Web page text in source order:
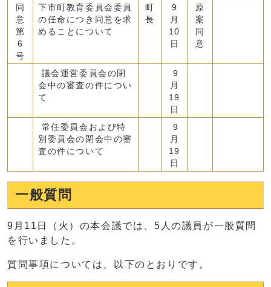
同
意
第
6
号
下市町教育委員会委員
の任命につき同意を求
めることについて
町
長
9
月
10
日
原
案
同
意
議会運営委員会の閉
会中の審査の件につい
て
9
月
19
日
常任委員会および特
別委員会の閉会中の審
査の件について
9
月
19
日
一般質問
9月11日（火）の本会議では、5人の議員が一般質問
を行いました。
質問事項については、以下のとおりです。